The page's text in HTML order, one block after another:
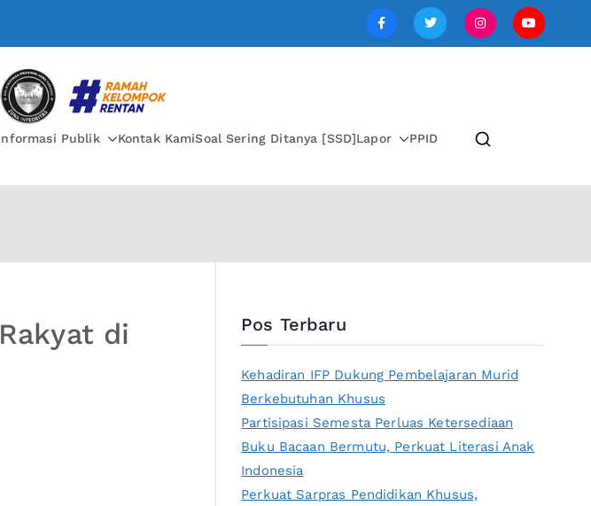
BAHASA PROVINSI JAWA TENGAH
Publik Kontak KamiSoal Sering Ditanya [SSD]Lapor PPID
di
Pos Terbaru
Kehadiran IFP Dukung Pembelajaran Murid
Berkebutuhan Khusus
Partisipasi Semesta Perluas Ketersediaan
Buku Bacaan Bermutu, Perkuat Literasi Anak
Indonesia
Perkuat Sarpras Pendidikan Khusus,